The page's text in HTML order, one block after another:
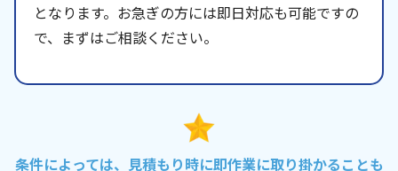
となります。お急ぎの方には即日対応も可能ですの
で、まずはご相談ください。
条件によっては、見積もり時に即作業に取り掛かることも